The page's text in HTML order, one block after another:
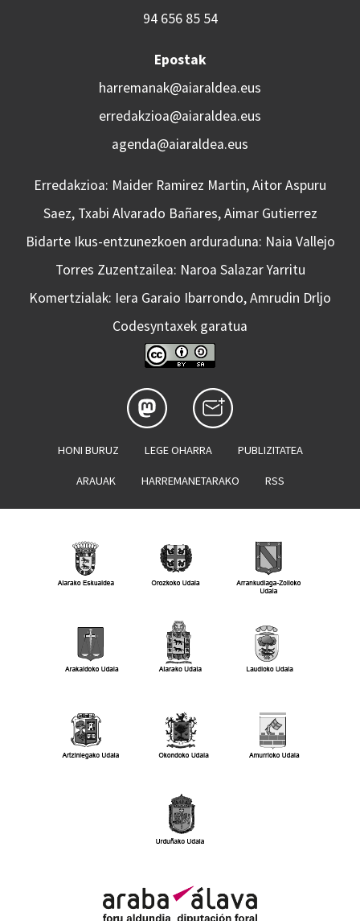
94 656 85 54
Epostak
harremanak@aiaraldea.eus
erredakzioa@aiaraldea.eus
agenda@aiaraldea.eus
Erredakzioa: Maider Ramirez Martin, Aitor Aspuru
Saez, Txabi Alvarado Bañares, Aimar Gutierrez
Bidarte Ikus-entzunezkoen arduraduna: Naia Vallejo
Torres Zuzentzailea: Naroa Salazar Yarritu
Komertzialak: Iera Garaio Ibarrondo, Amrudin Drljo
Codesyntaxek garatua
HONI BURUZ LEGE OHARRA PUBLIZITATEA
ARAUAK HARREMANETARAKO RSS